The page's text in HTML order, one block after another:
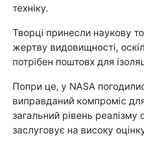
техніку.
Творці принесли наукову
жертву видовищності,
потрібен поштовх для
Попри це, у NASA
виправданий компроміс
загальний рівень реалізму
заслуговує на високу